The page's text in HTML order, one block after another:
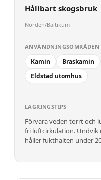
Hållbart skogsbruk
Norden/Baltikum
ANVÄNDNINGSOMRÅDEN
Kamin Braskamin
Eldstad utomhus
LAGRINGSTIPS
Förvara veden torrt och
fri luftcirkulation.
håller fukthalten under